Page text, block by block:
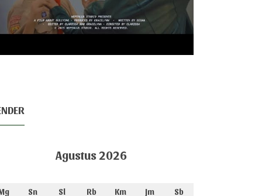
Agustus 2026
Sn Sl Rb Km Jm
Sb